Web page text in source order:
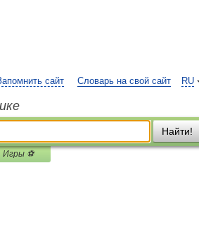
RU
сайт Словарь на свой сайт
Найти!
Игры ⚽